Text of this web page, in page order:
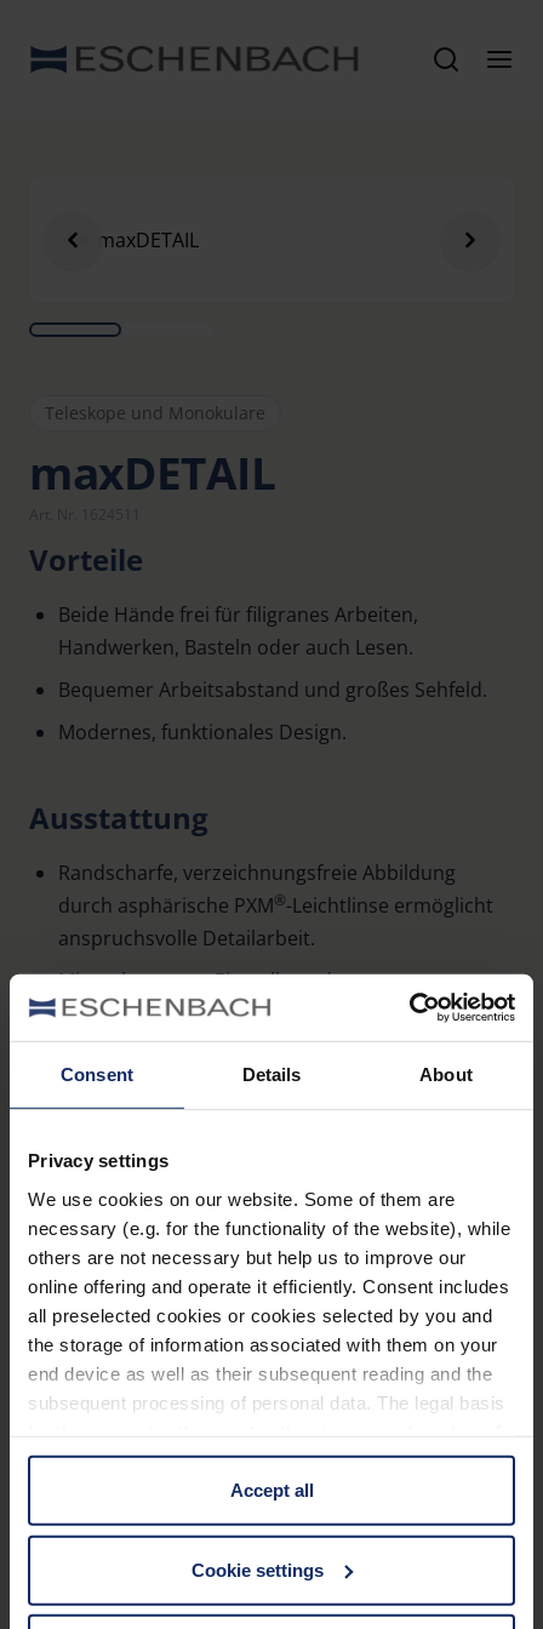
Consent Details About
Privacy settings
We use cookies on our website. Some of them are
necessary (e.g. for the functionality of the website), while
others are not necessary but help us to improve our
online offering and operate it efficiently. Consent includes
all preselected cookies or cookies selected by you and
the storage of information associated with them on your
end device as well as their subsequent reading and the
subsequent processing of personal data. The legal basis
information is Art. 25 para. 1 TDDDG and with regard to
the processing of personal data Art. 6 para. 1 lit. a
GDPR. We also use cookies from third-party providers.
cases, the consent in these cases the transfer of data to
third countries, in particular to the U.S.A.
Accept all
Cookie settings
Teleskope und Monokulare
maxDETAIL
Vorteile
Beide Hände frei für filigranes Arbeiten,
Handwerken, Basteln oder auch Lesen.
Bequemer Arbeitsabstand und großes Sehfeld.
Modernes, funktionales Design.
Ausstattung
Randscharfe, verzeichnungsfreie Abbildung
durch asphärische PXM®-Leichtlinse ermöglicht
anspruchsvolle Detailarbeit.
Mit verbesserter Einstellung des
Dioptrienausgleichs.
Arbeitsabstand ca. 40 cm.
Dioptrieausgleich: ±3 dpt, rechts/links
unabhängig voneinander einstellbar, eine
Zylinderkorrektion ist nicht möglich.
Inkl. Hartschaumetui.
Technische Daten
Zubehör
Basiseigenschaften
Optische Daten
Material